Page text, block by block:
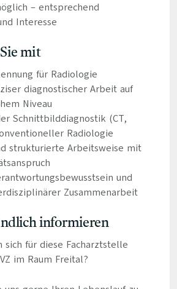
– entsprechend
Interesse
mit
für Radiologie
diagnostischer Arbeit auf
Niveau
Schnittbilddiagnostik (CT,
Radiologie
strukturierte Arbeitsweise mit
und
Zusammenarbeit
informieren
sich für diese Facharztstelle
im Raum Freital?